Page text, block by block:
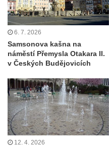
Fontána před kolonádou
Karolinina pramene v
Zpívající fontána v
Vodotrysk Vodník v jezírku
města Bad Homburgu v
Kašna v parku lázní
Ohří
Kašna na náměstí Míru ve
Kašna na Palackého
6. 7. 2026
Samsonova kašna na
náměstí Přemysla Otakara II.
v Českých Budějovicích
12. 4. 2026